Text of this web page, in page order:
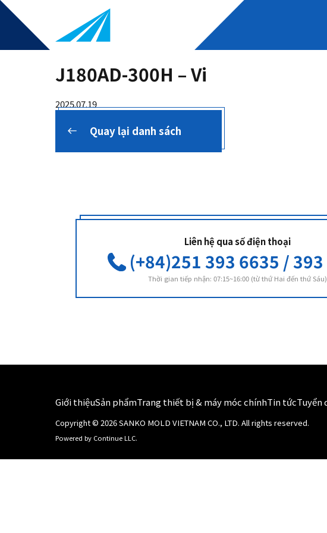
J180AD-300H – Vi
2025.07.19
Quay lại danh sách
Liên hệ qua số điện thoại
(+84)251 393 6635 /
Thời gian tiếp nhận: 07:15~16:00 (từ thứ Hai đến thứ Sáu)
Giới thiệuSản phẩmTrang thiết bị & máy móc chínhTin tứcTuyển
Copyright ©2026SANKO MOLD VIETNAM CO., LTD.All rights reserved.
Powered by Continue LLC.